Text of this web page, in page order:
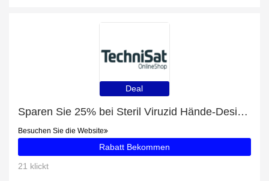
Deal
Sparen Sie 25% bei Steril Viruzid Hände-Desinfektionsmittel Spray
Besuchen Sie die Website
Rabatt Bekommen
21 klickt